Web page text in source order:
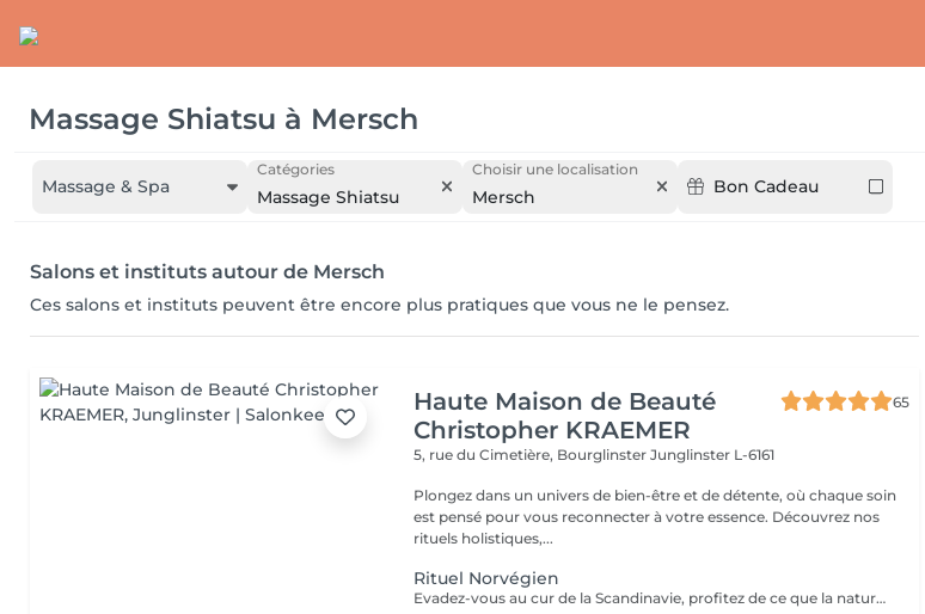
Massage Shiatsu à Mersch
Massage & Spa
Catégories
Massage Shiatsu
Choisir une localisation
Mersch Bon Cadeau
Salons et instituts autour de Mersch
Ces salons et instituts peuvent être encore plus pratiques que vous ne le pensez.
Haute Maison de Beauté
Christopher KRAEMER
65
5, rue du Cimetière, BourglinsterJunglinster L-6161
Plongez dans un univers de bien-être et de détente, où chaque soin
est pensé pour vous reconnecter à votre essence. Découvrez nos
rituels holistiques,...
Rituel Norvégien
Evadez-vous au cur de la Scandinavie, profitez de ce que la nature a, à vous offrir Une parenthèse végétale très inspirante pour déconnecter et se reconnecter Véritable moment de relaxation complète. Sauna infrarouge, Massage shiatsu, bol d'air jacquier, douche. Onction du huiles précieuses, hammam crânien et facial, bains rythmés avec méditation guidée, exercices de sophrologie, shampooing, pose de masque et massage crânien, rituel de la cascade, rinçage à l'infusion de plantes et pulvérisation d'hydrolats qui clôturent le soin. Ne comprend pas le séchage des cheveux.